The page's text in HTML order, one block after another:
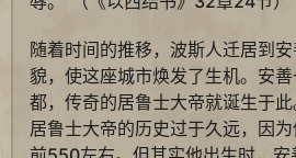
随着时间的推移，波斯人迁居到
貌，使这座城市焕发了生机。安
都，传奇的居鲁士大帝就诞生于
居鲁士大帝的历史过于久远，因